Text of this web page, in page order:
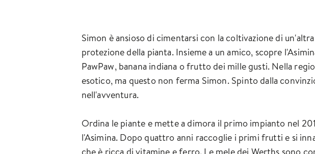
Simon è ansioso di cimentarsi con la coltivazione di
protezione della pianta. Insieme a un amico, scopre
PawPaw, banana indiana o frutto dei mille gusti. Nella
esotico, ma questo non ferma Simon. Spinto dalla
nell'avventura.
Ordina le piante e mette a dimora il primo impianto nel
l'Asimina. Dopo quattro anni raccoglie i primi frutti e si